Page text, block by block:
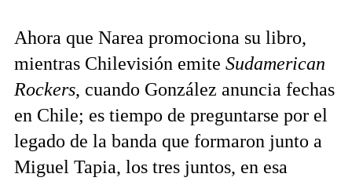
Ahora que Narea promociona su libro,
mientras Chilevisión emite Sudamerican
Rockers, cuando González anuncia fechas
en Chile; es tiempo de preguntarse por el
legado de la banda que formaron junto a
Miguel Tapia, los tres juntos, en esa